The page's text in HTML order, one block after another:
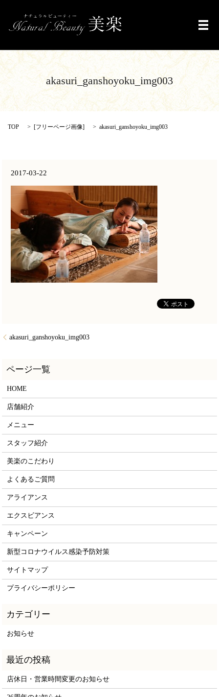
メ
akasuri_ganshoyoku_img003
TOP [フリーページ画像] akasuri_ganshoyoku_img003
2017-03-22
akasuri_ganshoyoku_img003
HOME
店舗紹介
メニュー
スタッフ紹介
美楽のこだわり
よくあるご質問
アライアンス
エクスビアンス
キャンペーン
新型コロナウイルス感染予防対策
サイトマップ
プライバシーポリシー
お知らせ
店休日・営業時間変更のお知らせ